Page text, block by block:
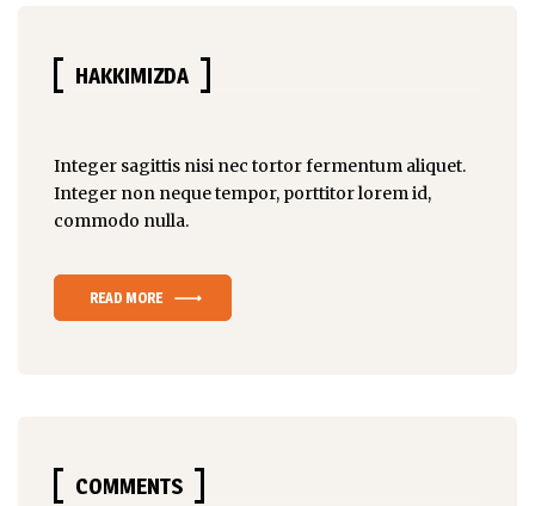
HAKKIMIZDA
Integer sagittis nisi nec tortor fermentum aliquet.
Integer non neque tempor, porttitor lorem id,
commodo nulla.
READ MORE
COMMENTS